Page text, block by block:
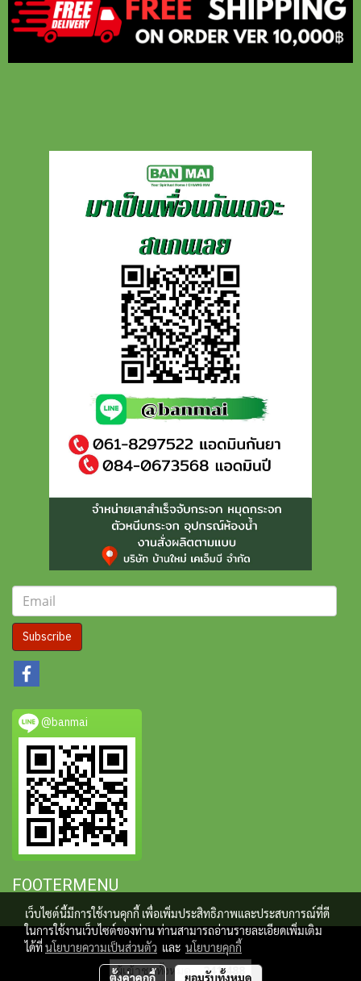
Subscribe
@banmai
FOOTERMENU
@banmai www.banmaikmb.com
ผู้เข้าชมวันนี้ 114
เว็บไซต์นี้มีการใช้งานคุกกี้ เพื่อเพิ่มประสิทธิภาพและประสบการณ์ที่ดี
ในการใช้งานเว็บไซต์ของท่าน ท่านสามารถอ่านรายละเอียดเพิ่มเติม
ได้ที่นโยบายความเป็นส่วนตัว และ นโยบายคุกกี้
ตั้งค่าคุกกี้ ยอมรับทั้งหมด